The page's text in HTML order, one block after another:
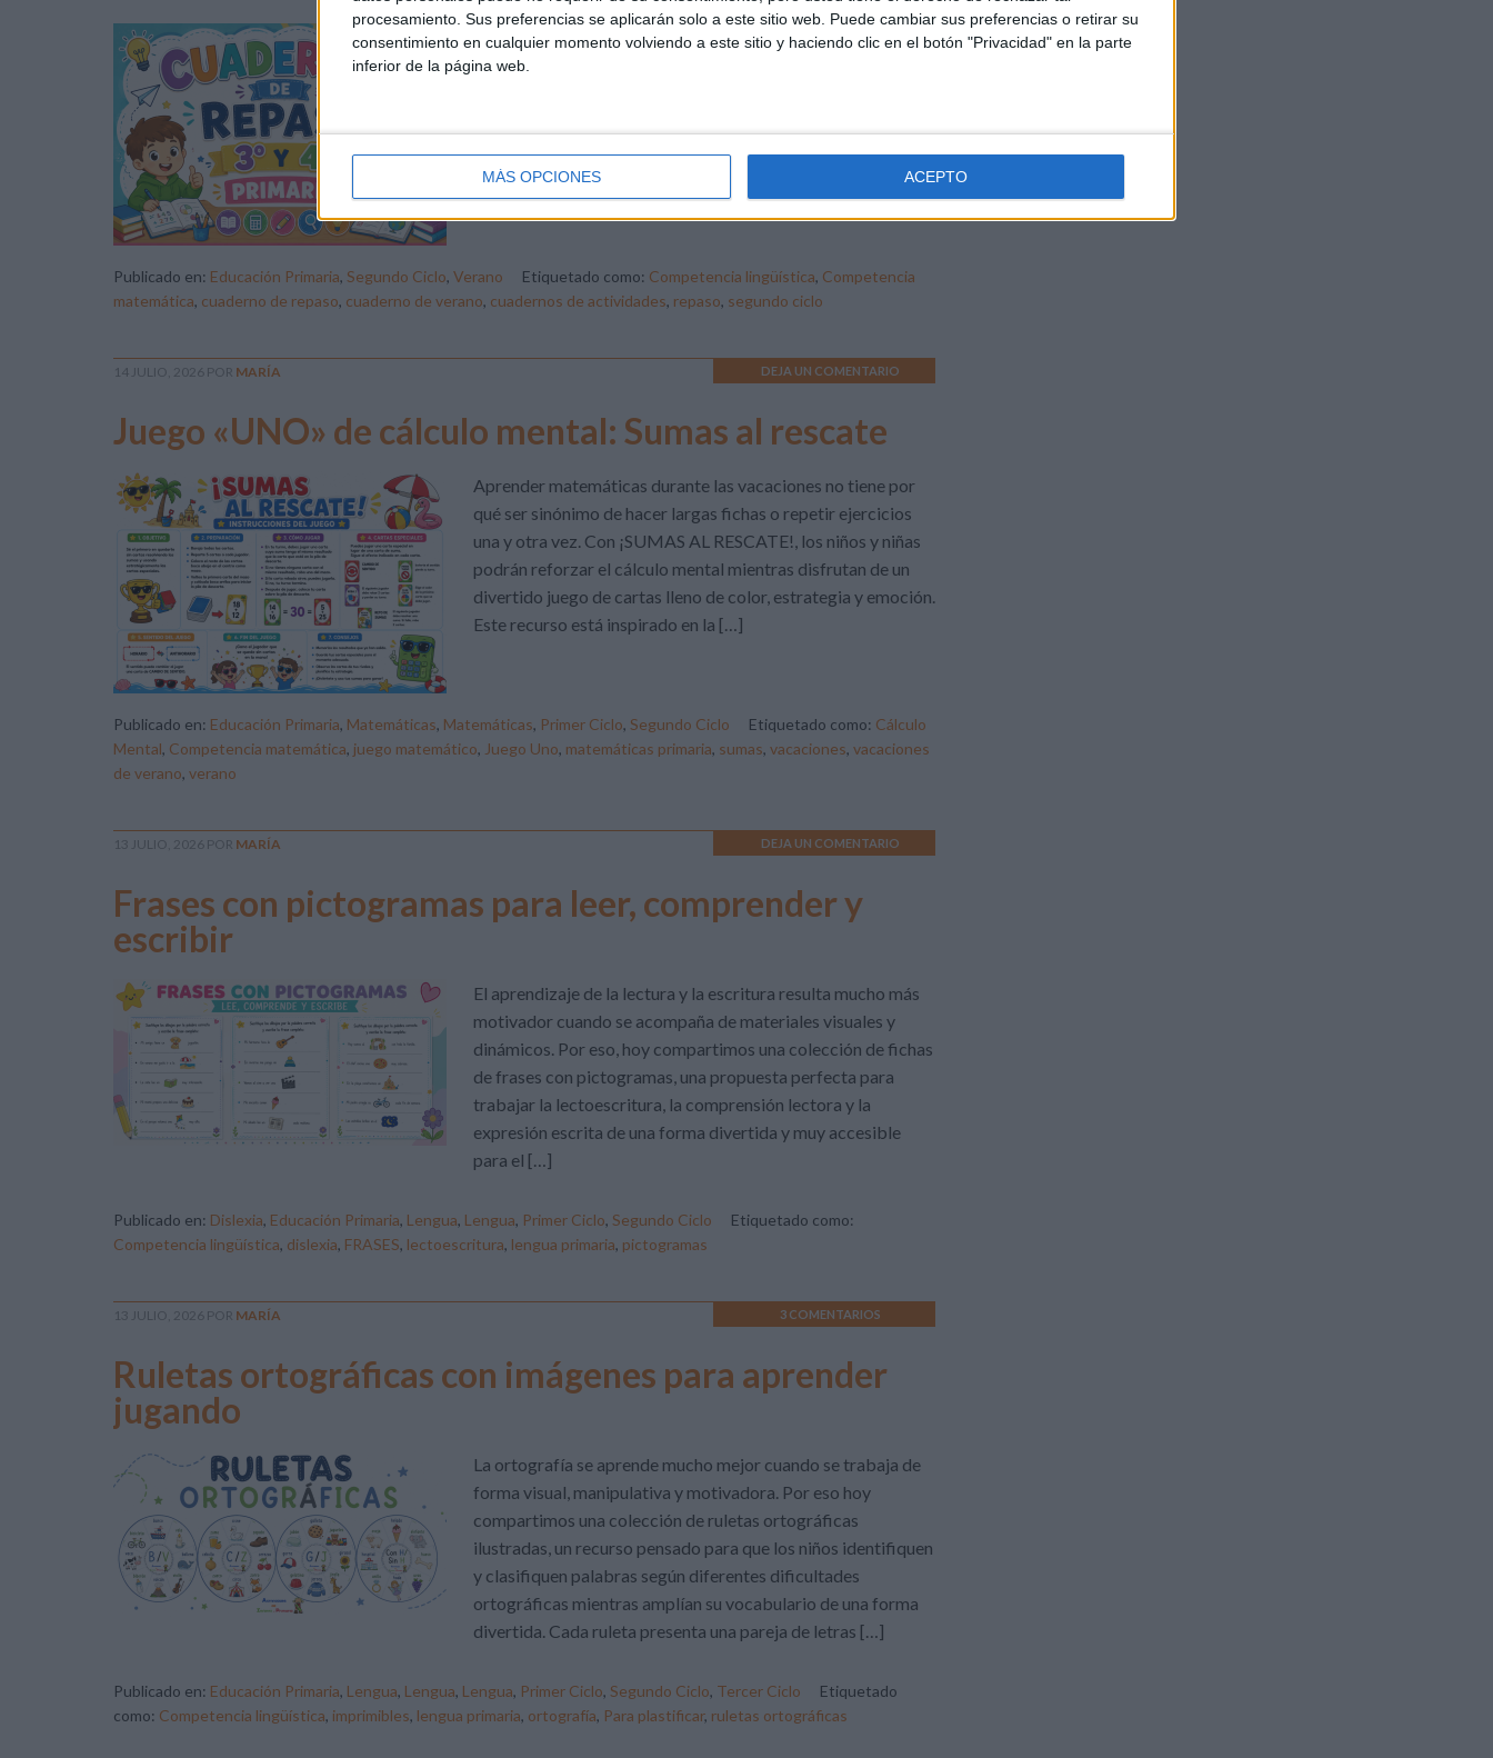
procesamiento. Sus preferencias se aplicarán solo a este sitio web. Puede cambiar sus preferencias o retirar su
consentimiento en cualquier momento volviendo a este sitio y haciendo clic en el botón "Privacidad" en la parte
inferior de la página web.
MÁS OPCIONES ACEPTO
Las vacaciones son el momento perfecto para descansar,
jugar y disfrutar del tiempo libre, pero también pueden
alumnado de 3.º y 4.º de Educación Primaria, diseñados para
mantener activos […]
Publicado en: Educación Primaria, Segundo Ciclo, Verano Etiquetado como: Competencia lingüística, Competencia
matemática, cuaderno de repaso, cuaderno de verano, cuadernos de actividades, repaso, segundo ciclo
14 JULIO, 2026 POR MARÍA DEJA UN COMENTARIO
Juego «UNO» de cálculo mental: Sumas al rescate
Aprender matemáticas durante las vacaciones no tiene por
qué ser sinónimo de hacer largas fichas o repetir ejercicios
una y otra vez. Con ¡SUMAS AL RESCATE!, los niños y niñas
podrán reforzar el cálculo mental mientras disfrutan de un
divertido juego de cartas lleno de color, estrategia y emoción.
Este recurso está inspirado en la […]
Publicado en: Educación Primaria, Matemáticas, Matemáticas, Primer Ciclo, Segundo Ciclo Etiquetado como: Cálculo
Mental, Competencia matemática, juego matemático, Juego Uno, matemáticas primaria, sumas, vacaciones, vacaciones
de verano, verano
13 JULIO, 2026 POR MARÍA DEJA UN COMENTARIO
Frases con pictogramas para leer, comprender y
escribir
El aprendizaje de la lectura y la escritura resulta mucho más
motivador cuando se acompaña de materiales visuales y
dinámicos. Por eso, hoy compartimos una colección de fichas
de frases con pictogramas, una propuesta perfecta para
trabajar la lectoescritura, la comprensión lectora y la
expresión escrita de una forma divertida y muy accesible
para el […]
Publicado en: Dislexia, Educación Primaria, Lengua, Lengua, Primer Ciclo, Segundo Ciclo
Etiquetado como:
Competencia lingüística, dislexia, FRASES, lectoescritura, lengua primaria, pictogramas
13 JULIO, 2026 POR MARÍA 3 COMENTARIOS
Ruletas ortográficas con imágenes para aprender
jugando
La ortografía se aprende mucho mejor cuando se trabaja de
forma visual, manipulativa y motivadora. Por eso hoy
compartimos una colección de ruletas ortográficas
ilustradas, un recurso pensado para que los niños identifiquen
y clasifiquen palabras según diferentes dificultades
ortográficas mientras amplían su vocabulario de una forma
divertida. Cada ruleta presenta una pareja de letras […]
Publicado en: Educación Primaria, Lengua, Lengua, Lengua, Primer Ciclo, Segundo Ciclo, Tercer Ciclo
Etiquetado
como: Competencia lingüística, imprimibles, lengua primaria, ortografía, Para plastificar, ruletas ortográficas